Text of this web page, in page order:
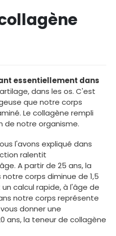
essentiellement dans
dans les os. C'est
que notre corps
Le collagène rempli
de notre organisme.
l'avons expliqué dans
ralentit
A partir de 25 ans, la
corps diminue de 1,5
calcul rapide, à l'âge de
notre corps représente
donner une
ans, la teneur de collagène